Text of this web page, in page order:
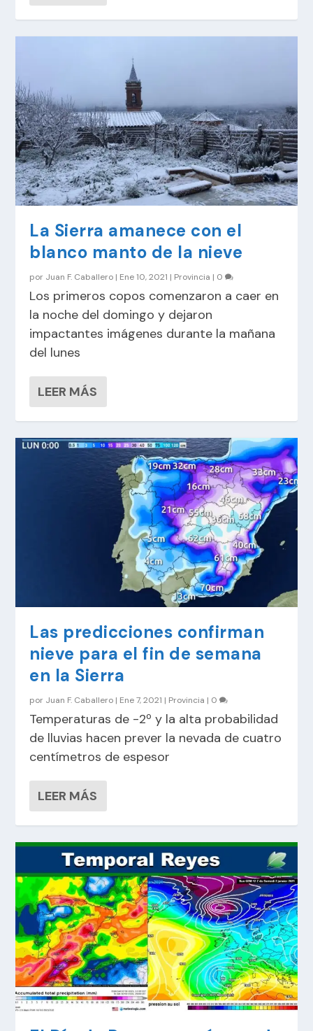
La Sierra amanece con el
blanco manto de la nieve
por Juan F. Caballero | Ene 10, 2021 | Provincia | 0
Los primeros copos comenzaron a caer en
la noche del domingo y dejaron
impactantes imágenes durante la mañana
del lunes
LEER MÁS
Las predicciones confirman
nieve para el fin de semana
en la Sierra
por Juan F. Caballero | Ene 7, 2021 | Provincia | 0
Temperaturas de -2º y la alta probabilidad
de lluvias hacen prever la nevada de cuatro
centímetros de espesor
LEER MÁS